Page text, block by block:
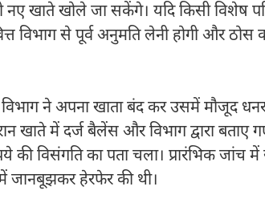
खाते खोले जा सकेंगे। यदि किसी विशेष
से पूर्व अनुमति लेनी होगी और ठोस
ने अपना खाता बंद कर उसमें मौजूद
खाते में दर्ज बैलेंस और विभाग द्वारा बताए
विसंगति का पता चला। प्रारंभिक जांच में
जानबूझकर हेरफेर की थी।